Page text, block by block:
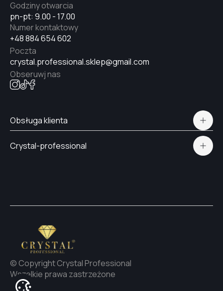
#32
#33
#40
#39
#42
#45
pn-pt: 9.00 - 17.00
Godziny otwarcia
+48 884 654 602
Numer kontaktowy
crystal.professional.sklep@gmail.com
Poczta
Obseruwj nas
Obsługa klienta
Dostawa i płatność
Crystal-professional
© Copyright Crystal Professional
Wszelkie prawa zastrzeżone